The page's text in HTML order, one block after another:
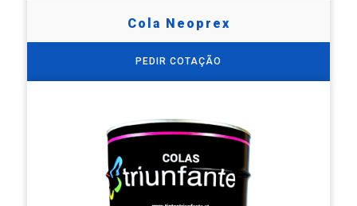
Cola Neoprex
PEDIR COTAÇÃO